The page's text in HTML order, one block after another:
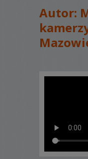
Autor: